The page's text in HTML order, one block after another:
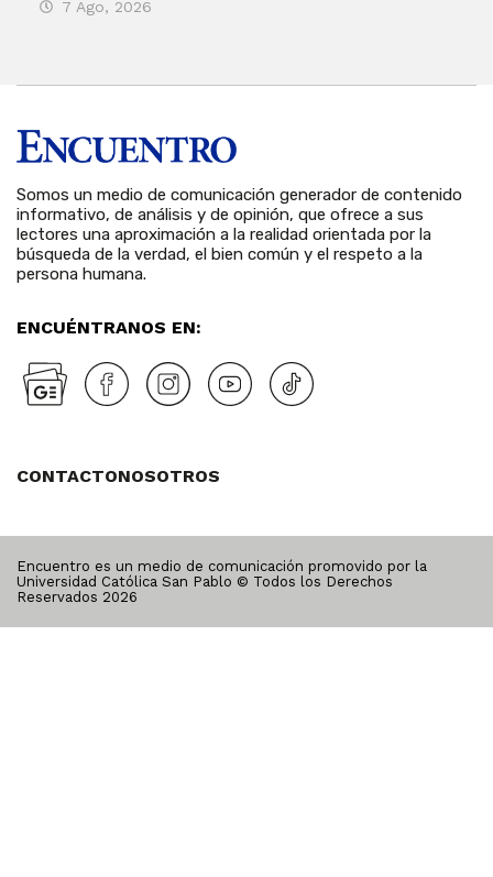
7 Ago, 2026
Somos un medio de comunicación generador de contenido
informativo, de análisis y de opinión, que ofrece a sus
lectores una aproximación a la realidad orientada por la
búsqueda de la verdad, el bien común y el respeto a la
persona humana.
ENCUÉNTRANOS EN:
CONTACTONOSOTROS
Encuentro es un medio de comunicación promovido por la
Universidad Católica San Pablo © Todos los Derechos
Reservados 2026